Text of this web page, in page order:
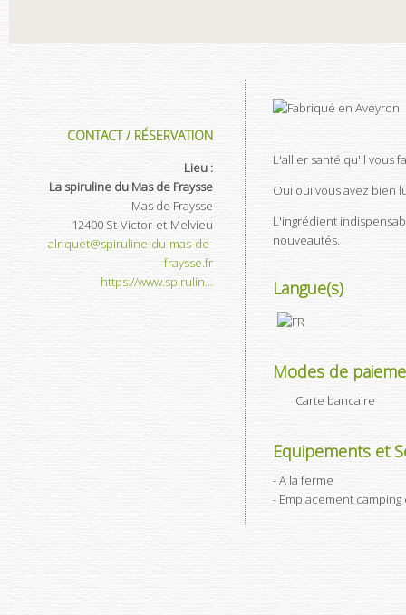
CONTACT / RÉSERVATION
Lieu :
La spiruline du Mas de Fraysse
Mas de Fraysse
12400 St-Victor-et-Melvieu
alriquet@spiruline-du-mas-de-
fraysse.fr
https://www.spirulin...
L'allier santé qu'il vous
Oui oui vous avez bien
L'ingrédient
nouveautés.
Langue(s)
Modes de
Carte bancaire
Equipements et
A la ferme
Emplacement camping